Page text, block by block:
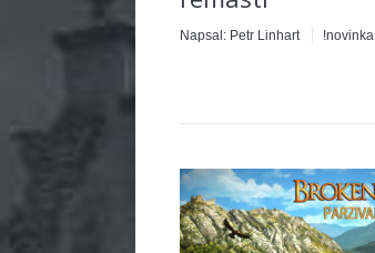
Napsal: Petr Linhart !novinka